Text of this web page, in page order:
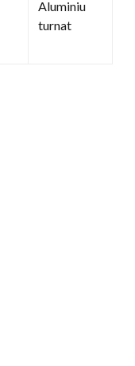
Aluminiu
turnat